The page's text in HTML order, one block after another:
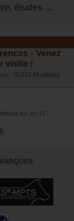
études ...
- Venez
visite !
91310 Montlhéry
sur les 12